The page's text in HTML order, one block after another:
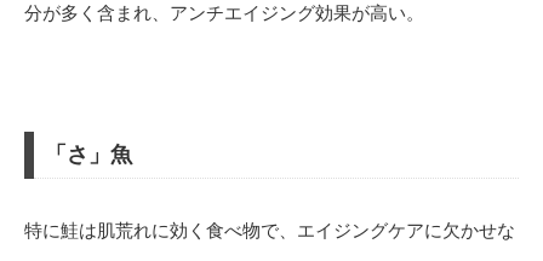
分が多く含まれ、アンチエイジング効果が高い。
「さ」魚
特に鮭は肌荒れに効く食べ物で、エイジングケアに欠かせな